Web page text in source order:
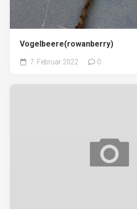
Vogelbeere(rowanberry)
7. Februar 2022 0